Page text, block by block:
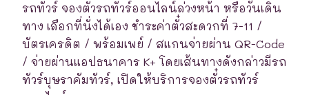
รถทัวร์ จองตั๋วรถทัวร์ออนไลน์ล่วงหน้า หรือวันเดิน
ทาง เลือกที่นั่งได้เอง ชำระค่าตั๋วสะดวกที่ 7-11 /
บัตรเครดิต / พร้อมเพย์ / สแกนจ่ายผ่าน QR-Code
/ จ่ายผ่านแอปธนาคาร K+ โดยเส้นทางดังกล่าวมีรถ
ทัวร์บุษราคัมทัวร์, เปิดให้บริการจองตั๋วรถทัวร์